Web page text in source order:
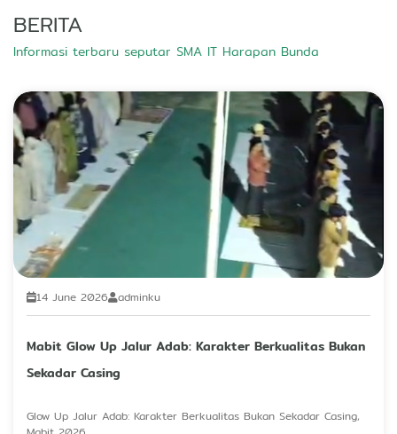
BERITA
Informasi terbaru seputar SMA IT Harapan Bunda
Mabit Glow Up Jalur Adab: Karakter Berkualitas Bukan
Sekadar Casing
14 June 2026 adminku
Glow Up Jalur Adab: Karakter Berkualitas Bukan Sekadar Casing,